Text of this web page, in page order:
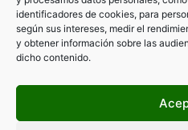
identificadores de cookies, para
según sus intereses, medir el
y obtener información sobre las
dicho contenido.